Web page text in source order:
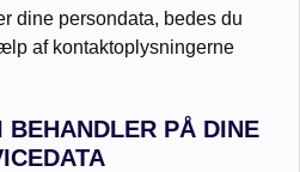
dine persondata, bedes du
af kontaktoplysningerne
BEHANDLER PÅ DINE